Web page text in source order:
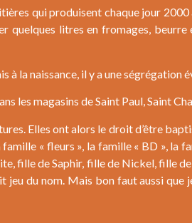
qui produisent chaque jour
quelques litres en fromages, beurre
à la naissance, il y a une ségrégation
les magasins de Saint Paul, Saint
Elles ont alors le droit d’être
« fleurs », la famille « BD », la
fille de Saphir, fille de Nickel, fille
jeu du nom. Mais bon faut aussi que